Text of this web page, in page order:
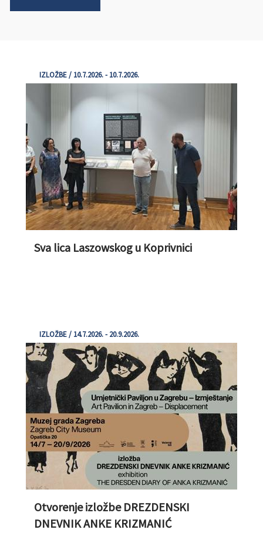
IZLOŽBE / 10.7.2026. - 10.7.2026.
Sva lica Laszowskog u Koprivnici
IZLOŽBE / 14.7.2026. - 20.9.2026.
Otvorenje izložbe DREZDENSKI
DNEVNIK ANKE KRIZMANIĆ